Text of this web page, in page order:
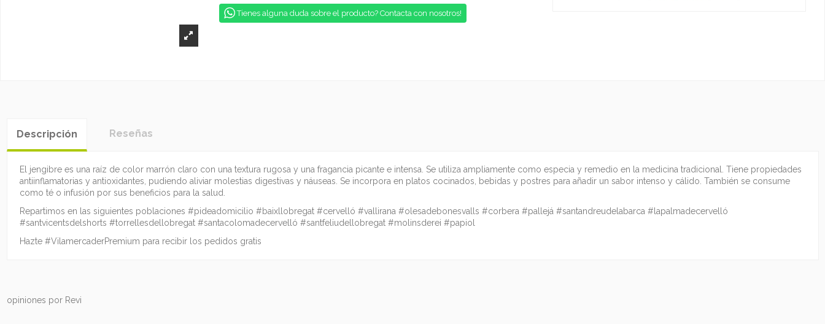
Tienes alguna duda sobre el producto? Contacta con nosotros!
Descripción Reseñas
El jengibre es una raíz de color marrón claro con una textura rugosa y una fragancia picante e intensa. Se utiliza ampliamente como especia y remedio en la medicina tradicional. Tiene propiedades
antiinflamatorias y antioxidantes, pudiendo aliviar molestias digestivas y náuseas. Se incorpora en platos cocinados, bebidas y postres para añadir un sabor intenso y cálido. También se consume
como té o infusión por sus beneficios para la salud.
Repartimos en las siguientes poblaciones #pideadomicilio #baixllobregat #cervelló #vallirana #olesadebonesvalls #corbera #pallejá #santandreudelabarca #lapalmadecervelló
#santvicentsdelshorts #torrellesdellobregat #santacolomadecervelló #santfeliudellobregat #molinsderei #papiol
Hazte #VilamercaderPremium para recibir los pedidos gratis
opiniones por Revi